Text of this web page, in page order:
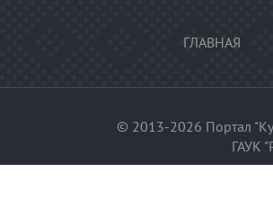
ГЛАВНАЯ
© 2013-2026 Портал
ГАУК